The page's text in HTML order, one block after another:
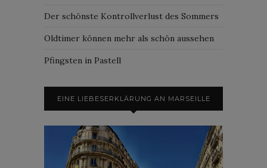
Der schönste Kontrollverlust des Sommers
Oldtimer können mehr als schön aussehen
Pfingsten in Pastell
EINE LIEBESERKLÄRUNG AN MARSEILLE